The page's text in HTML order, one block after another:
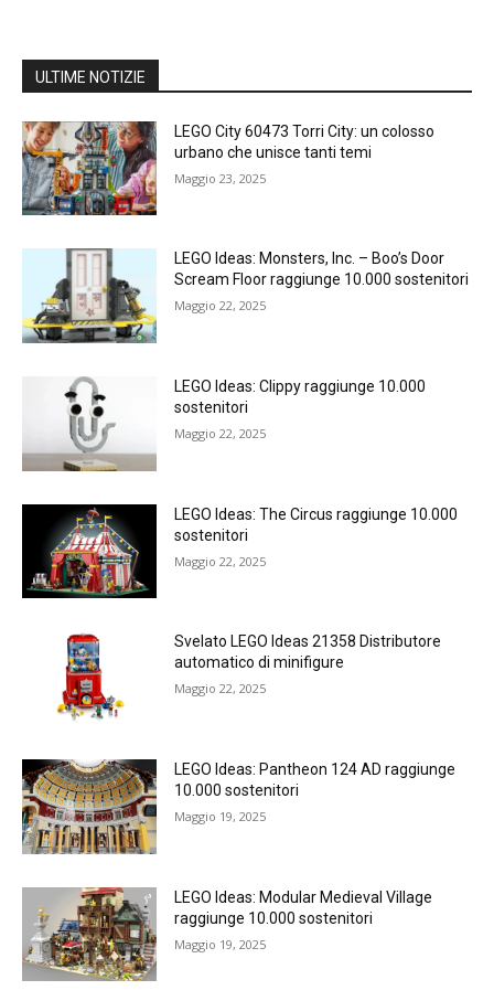
ULTIME NOTIZIE
LEGO City 60473 Torri City: un colosso
urbano che unisce tanti temi
Maggio 23, 2025
LEGO Ideas: Monsters, Inc. – Boo’s Door
Scream Floor raggiunge 10.000 sostenitori
Maggio 22, 2025
LEGO Ideas: Clippy raggiunge 10.000
sostenitori
Maggio 22, 2025
LEGO Ideas: The Circus raggiunge 10.000
sostenitori
Maggio 22, 2025
Svelato LEGO Ideas 21358 Distributore
automatico di minifigure
Maggio 22, 2025
LEGO Ideas: Pantheon 124 AD raggiunge
10.000 sostenitori
Maggio 19, 2025
LEGO Ideas: Modular Medieval Village
raggiunge 10.000 sostenitori
Maggio 19, 2025